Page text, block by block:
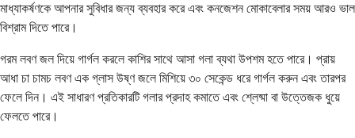
মাধ্যাকর্ষণকে আপনার সুবিধার জন্য ব্যবহার করে এবং কনজেশন মোকাবেলার সময় আরও ভাল
বিশ্রাম দিতে পারে।
গরম লবণ জল দিয়ে গার্গল করলে কাশির সাথে আসা গলা ব্যথা উপশম হতে পারে। প্রায়
আধা চা চামচ লবণ এক গ্লাস উষ্ণ জলে মিশিয়ে ৩০ সেকেন্ড ধরে গার্গল করুন এবং তারপর
ফেলে দিন। এই সাধারণ প্রতিকারটি গলার প্রদাহ কমাতে এবং শ্লেষ্মা বা উত্তেজক ধুয়ে
ফেলতে পারে।